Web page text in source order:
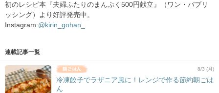
初のレシピ本『夫婦ふたりのまんぷく500円献立』（ワン・パブリ
ッシング）より好評発売中。
Instagram:@kirin_gohan_
連載記事一覧
8/3 (月)
冷凍餃子でラザニア風に！レンジで作る節約朝ごは
ん